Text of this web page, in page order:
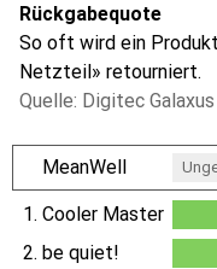
Rückgabequote
So oft wird ein
Netzteil» retourniert.
Quelle: Digitec Galaxus
MeanWell
1. Cooler Master
2. be quiet!